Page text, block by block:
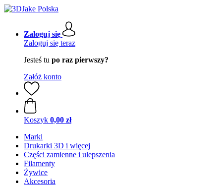
Zaloguj się
Zaloguj się teraz
Jesteś tu po raz pierwszy?
Załóż konto
Koszyk 0,00 zł
Marki
Drukarki 3D i więcej
Części zamienne i ulepszenia
Filamenty
Żywice
Akcesoria